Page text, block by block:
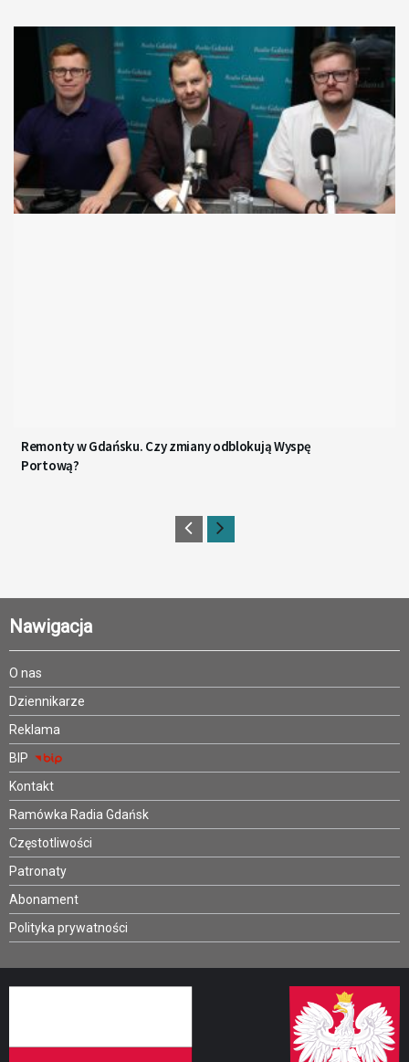
Remonty w Gdańsku. Czy zmiany odblokują Wyspę
Portową?
Nawigacja
O nas
Dziennikarze
Reklama
BIP
Kontakt
Ramówka Radia Gdańsk
Częstotliwości
Patronaty
Abonament
Polityka prywatności